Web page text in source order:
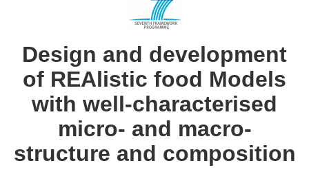
Design and development
of REAlistic food Models
with well-characterised
micro- and macro-
structure and composition